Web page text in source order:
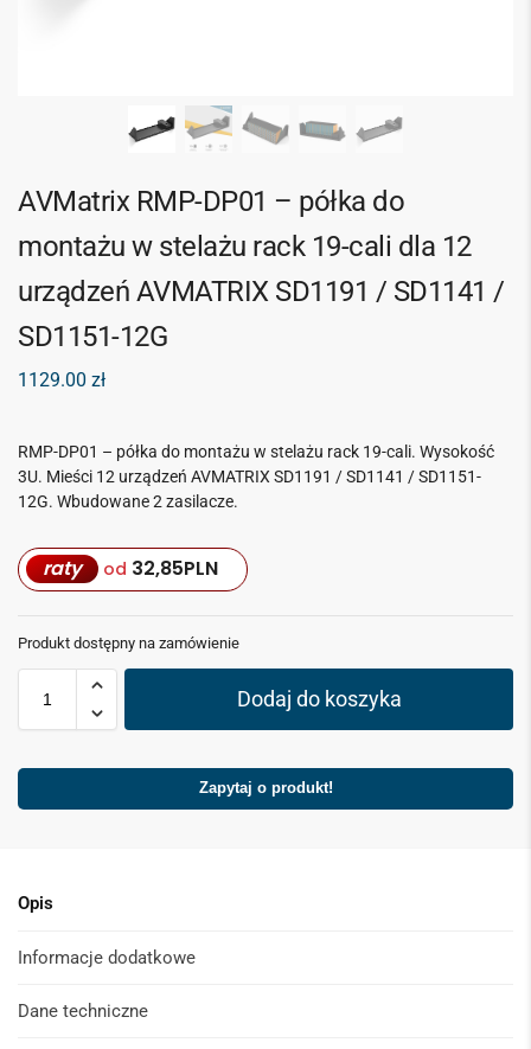
AVMatrix RMP-DP01 – półka do
montażu w stelażu rack 19-cali dla 12
urządzeń AVMATRIX SD1191 / SD1141 /
SD1151-12G
1129.00 zł
RMP-DP01 – półka do montażu w stelażu rack 19-cali. Wysokość
3U. Mieści 12 urządzeń AVMATRIX SD1191 / SD1141 / SD1151-
12G. Wbudowane 2 zasilacze.
raty od 32,85PLN
Produkt dostępny na zamówienie
Dodaj do koszyka
Zapytaj o produkt!
Opis
Informacje dodatkowe
Dane techniczne